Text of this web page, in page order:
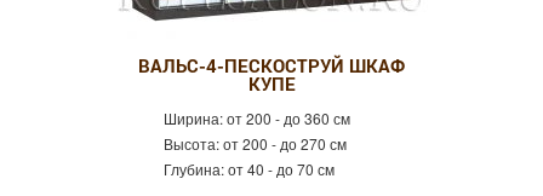
ВАЛЬС-4-ПЕСКОСТРУЙ ШКАФ
КУПЕ
Ширина:от 200 - до 360 см
Высота:от 200 - до 270 см
Глубина:от 40 - до 70 см